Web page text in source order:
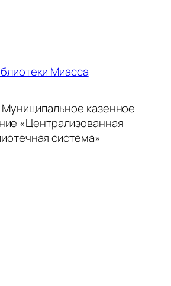
Миасса
казенное
«Централизованная
система»